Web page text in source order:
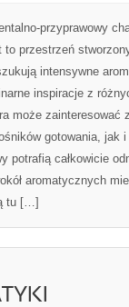
przyprawowy
to przestrzeń
intensywne
inspiracje z
może zainteresować
gotowania, jak
potrafią całkowicie
aromatycznych
tu […]